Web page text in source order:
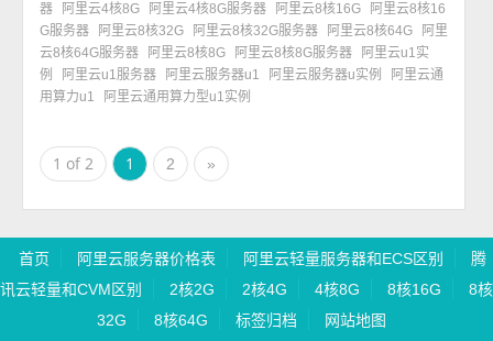
器
阿里云4核8G 阿里云4核8G服务器 阿里云8核16G
阿里云8核16
G服务器
阿里云8核32G 阿里云8核32G服务器 阿里云8核64G
阿里
云8核64G服务器
阿里云8核8G 阿里云8核8G服务器
阿里云u1实
例
阿里云u1服务器 阿里云服务器u1 阿里云服务器u实例
阿里云通
用算力u1
阿里云通用算力型u1实例
1 of 2 1 2 »
首页 阿里云服务器价格表 阿里云轻量服务器和ECS区别
腾
讯云轻量和CVM区别
2核2G 2核4G 4核8G 8核16G
8核
32G
8核64G 标签归档 网站地图